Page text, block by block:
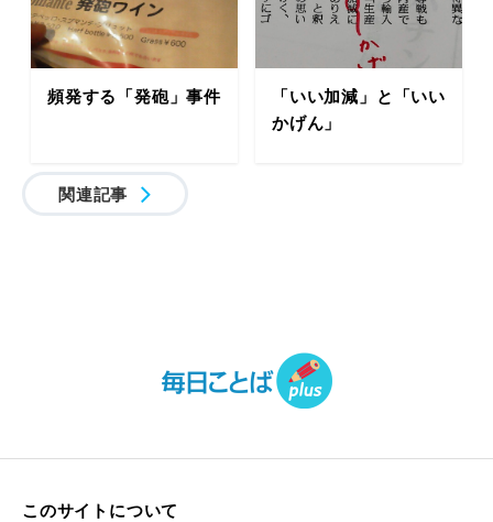
頻発する「発砲」事件
「いい加減」と「いい
かげん」
関連記事
このサイトについて